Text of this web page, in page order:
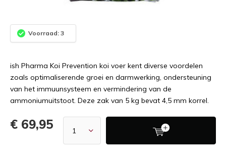
Voorraad: 3
ish Pharma Koi Prevention koi voer kent diverse voordelen
zoals optimaliserende groei en darmwerking, ondersteuning
van het immuunsysteem en vermindering van de
ammoniumuitstoot. Deze zak van 5 kg bevat 4,5 mm korrel.
€ 69,95